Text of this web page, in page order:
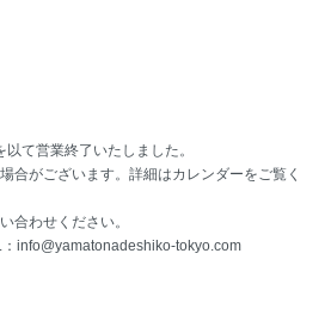
て営業終了いたしました。
合がございます。詳細はカレンダーをご覧く
合わせください。
info@yamatonadeshiko-tokyo.com